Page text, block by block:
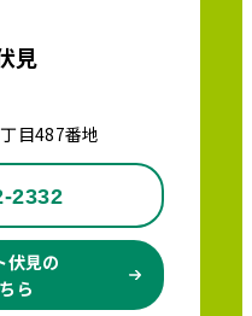
見
目487番地
2332
伏見の
ら